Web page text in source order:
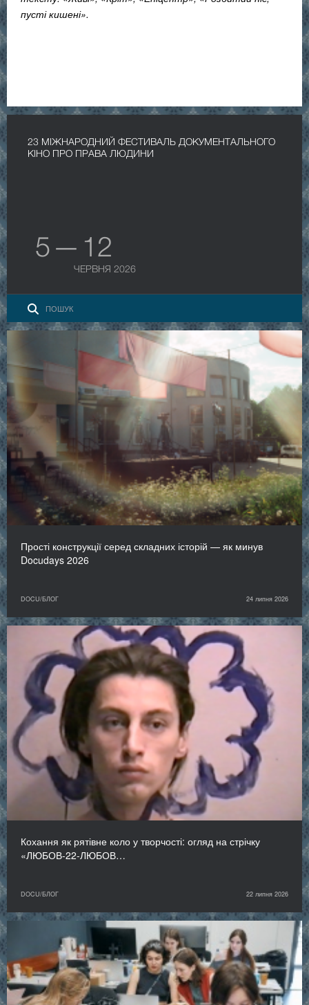
пусті кишені».
23 МІЖНАРОДНИЙ ФЕСТИВАЛЬ ДОКУМЕНТАЛЬНОГО
КІНО ПРО ПРАВА ЛЮДИНИ
5 — 12
ЧЕРВНЯ 2026
Прості конструкції серед складних історій — як минув
Docudays 2026
DOCU/БЛОГ 24 липня 2026
Кохання як рятівне коло у творчості: огляд на стрічку
«ЛЮБОВ-22-ЛЮБОВ…
DOCU/БЛОГ 22 липня 2026